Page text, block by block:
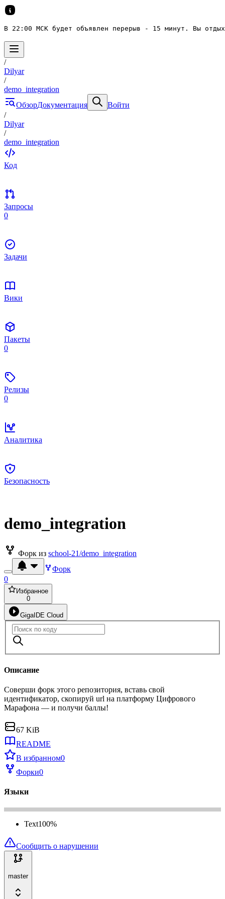
В 22:00 МСК будет объявлен перерыв - 15 минут. Вы
/
Dilyar
/
demo_integration
ОбзорДокументация
Войти
/
Dilyar
/
demo_integration
Код
Запросы
0
Задачи
Вики
Пакеты
0
Релизы
0
Аналитика
Безопасность
demo_integration
Форк из school-21/demo_integration
Форк
0
Избранное
0
GigaIDE Cloud
Описание
Соверши форк этого репозитория, вставь свой
идентификатор, скопируй url на платформу Цифрового
Марафона — и получи баллы!
67 KiB
README
В избранном0
Форки0
Языки
Text100%
Сообщить о нарушении
master